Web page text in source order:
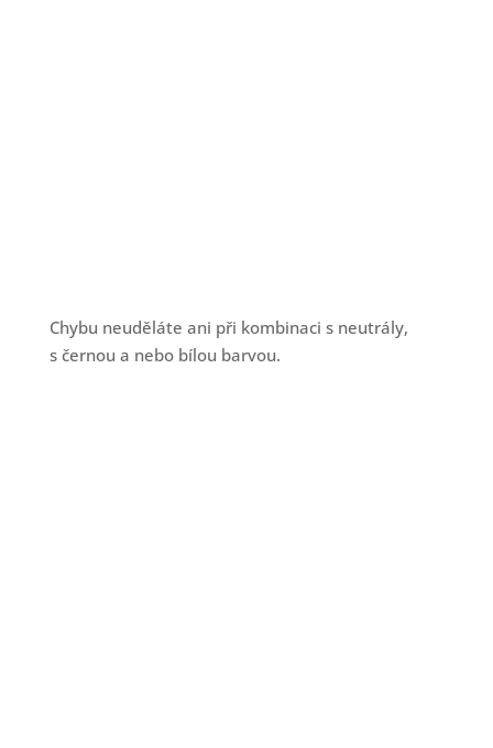
Chybu neuděláte ani při kombinaci s neutrály,
s černou a nebo bílou barvou.